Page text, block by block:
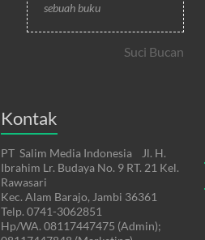
sebuah buku
Suci Bucan
Kontak
PT Salim Media Indonesia Jl. H.
Ibrahim Lr. Budaya No. 9 RT. 21 Kel.
Rawasari
Kec. Alam Barajo, Jambi 36361
Telp. 0741-3062851
Hp/WA. 08117447475 (Admin);